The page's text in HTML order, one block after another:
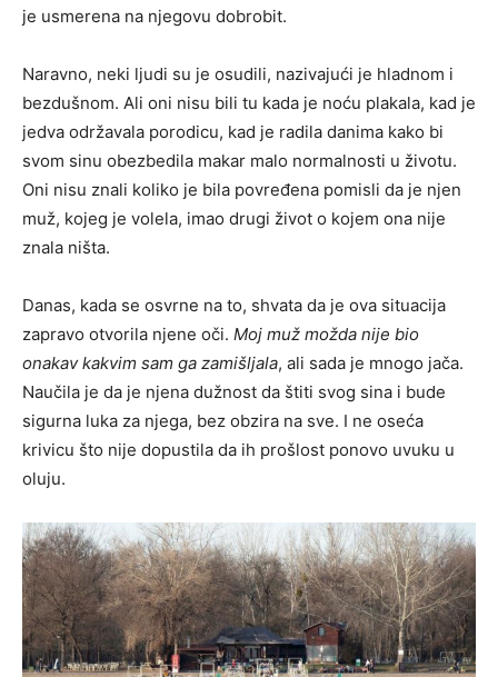
je usmerena na njegovu dobrobit.
Naravno, neki ljudi su je osudili, nazivajući je hladnom i
bezdušnom. Ali oni nisu bili tu kada je noću plakala, kad je
jedva održavala porodicu, kad je radila danima kako bi
svom sinu obezbedila makar malo normalnosti u životu.
Oni nisu znali koliko je bila povređena pomisli da je njen
muž, kojeg je volela, imao drugi život o kojem ona nije
znala ništa.
Danas, kada se osvrne na to, shvata da je ova situacija
zapravo otvorila njene oči. Moj muž možda nije bio
onakav kakvim sam ga zamišljala, ali sada je mnogo jača.
Naučila je da je njena dužnost da štiti svog sina i bude
sigurna luka za njega, bez obzira na sve. I ne oseća
krivicu što nije dopustila da ih prošlost ponovo uvuku u
oluju.